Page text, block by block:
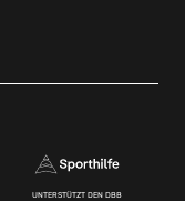
UNTERSTÜTZT DEN DBB